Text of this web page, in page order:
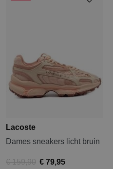
Lacoste
Dames sneakers licht bruin
€ 159,90 € 79,95